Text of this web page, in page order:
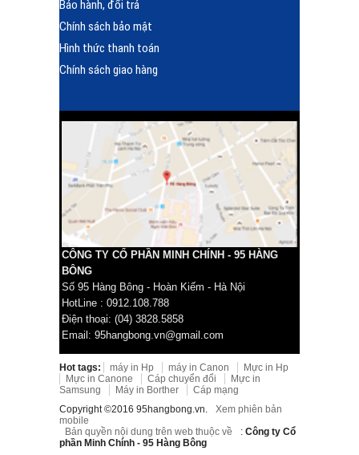
Bảo hành, đổi trả
Chính sách bảo mật
Hình thức thanh toán
Chính sách giao hàng
CÔNG TY CỔ PHẦN MINH CHÍNH - 95 HÀNG
BÔNG
Số 95 Hàng Bông - Hoàn Kiếm - Hà Nội
HotLine : 0912.108.788
Điện thoại: (04) 3828.5858
Email: 95hangbong.vn@gmail.com
Hot tags: máy in Hp máy in Canon
Mực in Hp
Mực in Canone
Cáp chuyển đổi
Mực in
Samsung
Máy in Borther
Cáp mạng
Copyright ©2016 95hangbong.vn.
Xem phiên bản
mobile
Bản quyền nội dung trên web thuộc về
: Công ty Cổ
phần Minh Chính - 95 Hàng Bông